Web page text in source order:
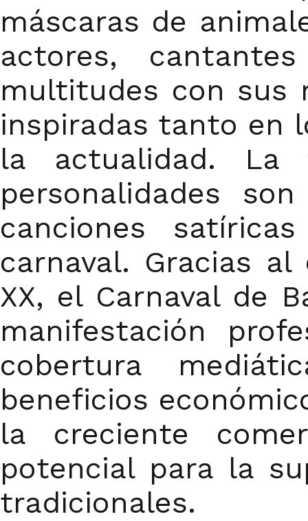
máscaras de
actores,
multitudes con sus
inspiradas tanto en
la actualidad. La
personalidades
canciones
carnaval. Gracias
XX, el Carnaval de
manifestación
cobertura
beneficios
la creciente
potencial para la
tradicionales.